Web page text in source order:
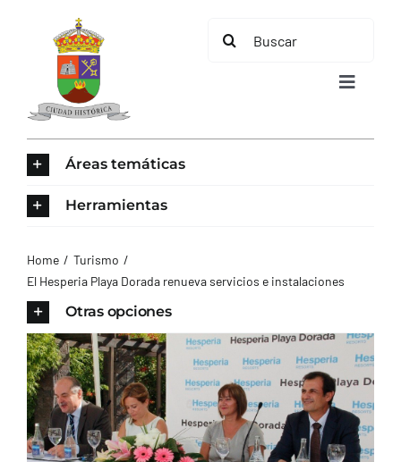
contenido
Buscar:
Toggle
AYUNTAMIENTO
TURISMO
CONTACTO
Áreas temáticas
Herramientas
Home
Turismo
El Hesperia Playa Dorada renueva servicios e instalaciones
Otras opciones